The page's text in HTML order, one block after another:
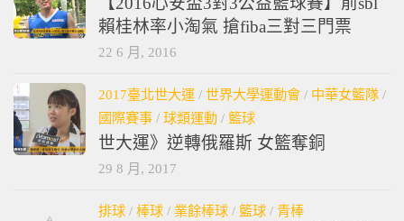
【2016心安盃3對3公益籃球賽】前sbl
賴桂林率小淘氣 搶fiba三對三門票
22 6 月, 2016
2017臺北世大運 / 世界大學運動會 / 中華女籃隊 /
國際賽事 / 球類運動 / 籃球
世大運》逆轉俄羅斯 女籃奪銅
29 8 月, 2017